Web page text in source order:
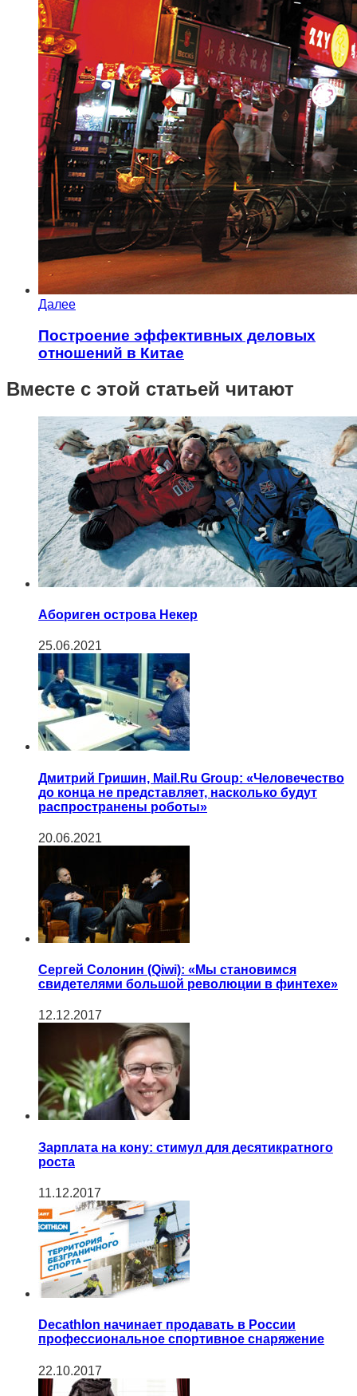
Далее
Построение эффективных деловых
отношений в Китае
Вместе с этой статьей читают
Абориген острова Некер
25.06.2021
Дмитрий Гришин, Mail.Ru Group: «Человечество
до конца не представляет, насколько будут
распространены роботы»
20.06.2021
Сергей Солонин (Qiwi): «Мы становимся
свидетелями большой революции в финтехе»
12.12.2017
Зарплата на кону: стимул для десятикратного
роста
11.12.2017
Decathlon начинает продавать в России
профессиональное спортивное снаряжение
22.10.2017